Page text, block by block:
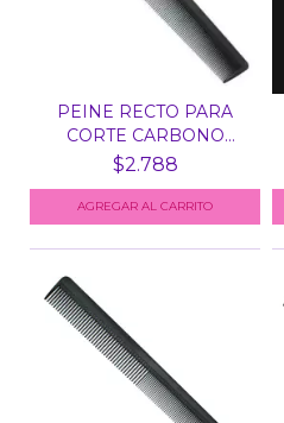
PEINE RECTO PARA
CORTE CARBONO
NEGRO ANT...
$2.788